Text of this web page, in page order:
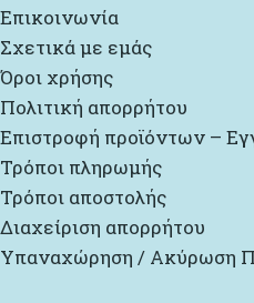
Επικοινωνία
Σχετικά με εμάς
Όροι χρήσης
Πολιτική απορρήτου
Επιστροφή προϊόντων –
Τρόποι πληρωμής
Τρόποι αποστολής
Διαχείριση απορρήτου
Υπαναχώρηση / Ακύρωση